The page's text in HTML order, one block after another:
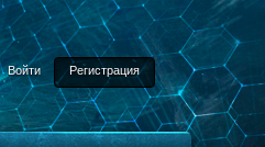
Войти Регистрация